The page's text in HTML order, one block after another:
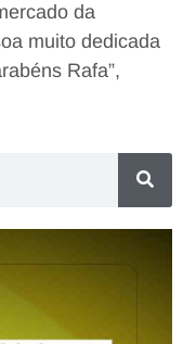
da
muito dedicada
Rafa”,